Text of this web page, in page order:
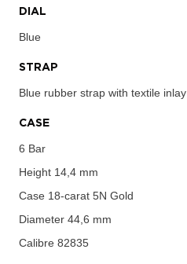
DIAL
Blue
STRAP
Blue rubber strap with textile inlay
CASE
6 Bar
Height 14,4 mm
Case 18-carat 5N Gold
Diameter 44,6 mm
Calibre 82835